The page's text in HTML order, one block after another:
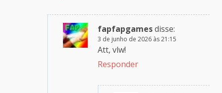
fapfapgamesdisse:
3 de junho de 2026 às 21:15
Att, vlw!
Responder